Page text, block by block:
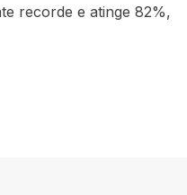
recorde e atinge 82%,